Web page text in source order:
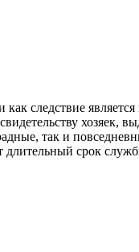
следствие является
хозяек,
так и
срок